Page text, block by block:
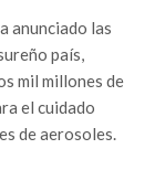
anunciado las
país,
mil millones de
el cuidado
de aerosoles.